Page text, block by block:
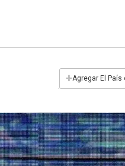
+Agregar El País